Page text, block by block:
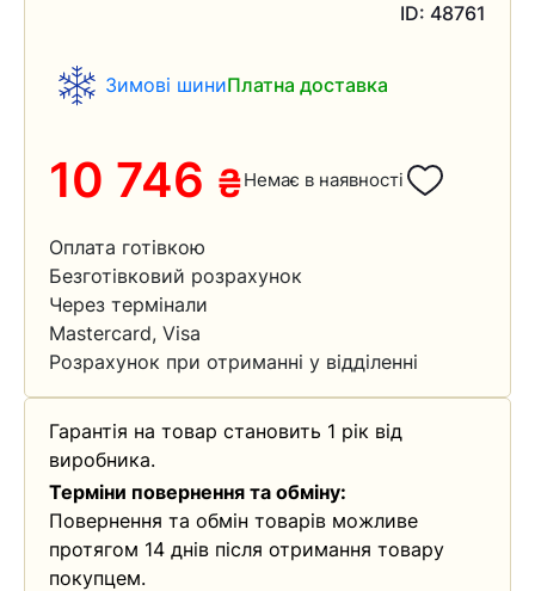
ID: 48761
Зимові шиниПлатна доставка
10 746 ₴Немає в наявності
Оплата готівкою
Безготівковий розрахунок
Через термінали
Mastercard, Visa
Розрахунок при отриманні у відділенні
Гарантія на товар становить 1 рік від
виробника.
Терміни повернення та обміну:
Повернення та обмін товарів можливе
протягом 14 днів після отримання товару
покупцем.